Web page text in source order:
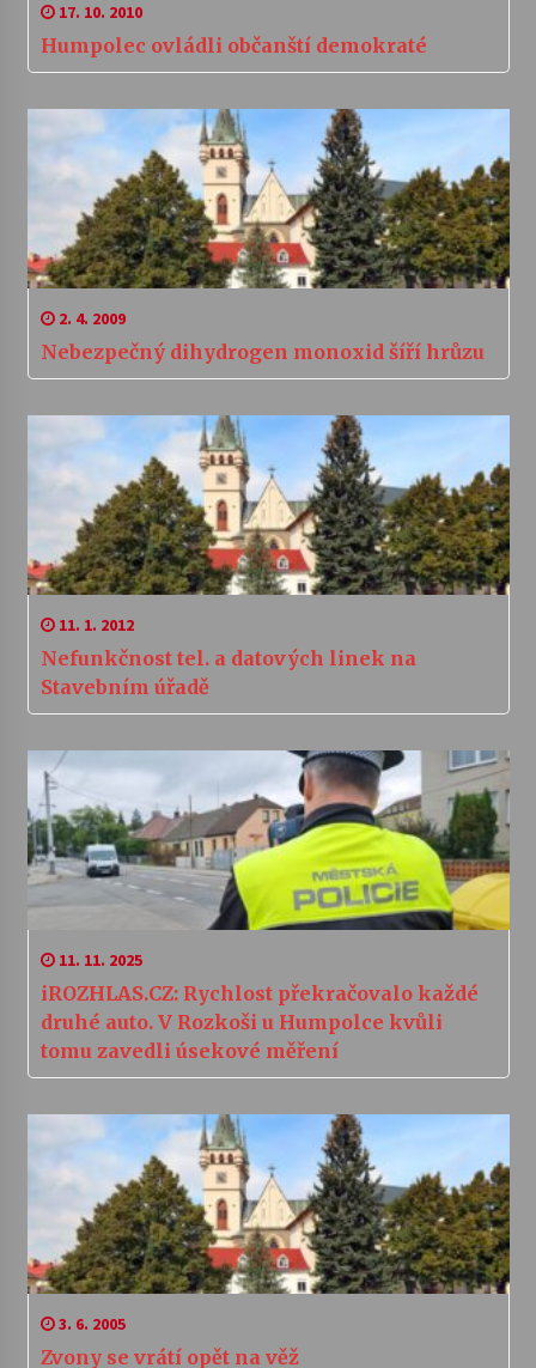
17. 10. 2010
Humpolec ovládli občanští demokraté
2. 4. 2009
Nebezpečný dihydrogen monoxid šíří hrůzu
11. 1. 2012
Nefunkčnost tel. a datových linek na
Stavebním úřadě
11. 11. 2025
iROZHLAS.CZ: Rychlost překračovalo každé
druhé auto. V Rozkoši u Humpolce kvůli
tomu zavedli úsekové měření
3. 6. 2005
Zvony se vrátí opět na věž